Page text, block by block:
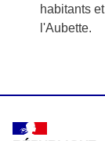
habitants
l'Aubette.